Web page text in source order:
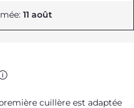
11 août
première cuillère est adaptée